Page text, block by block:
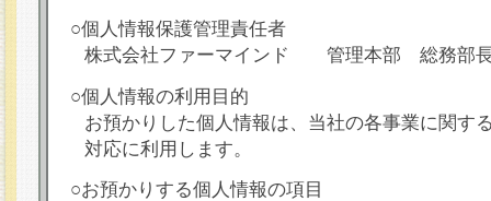
○個人情報保護管理責任者
株式会社ファーマインド 管理本部 総務部
○個人情報の利用目的
お預かりした個人情報は、当社の各事業に関す
対応に利用します。
○お預かりする個人情報の項目